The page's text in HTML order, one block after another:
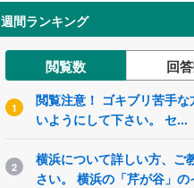
週間ランキング
閲覧数 回
1
閲覧注意！ ゴキブリ苦手な
いようにして下さい。 セ...
2
横浜について詳しい方、ご
さい。 横浜の「芹が谷」の